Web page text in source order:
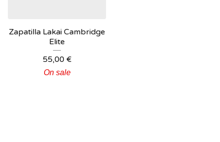
Zapatilla Lakai Cambridge
Elite
55,00 €
On sale